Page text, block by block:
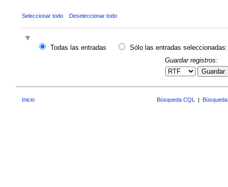
Seleccionar todo Deseleccionar todo
Todas las entradas
Sólo las entradas seleccionadas:
Guardar registros:
Guardar
Inicio Búsqueda CQL